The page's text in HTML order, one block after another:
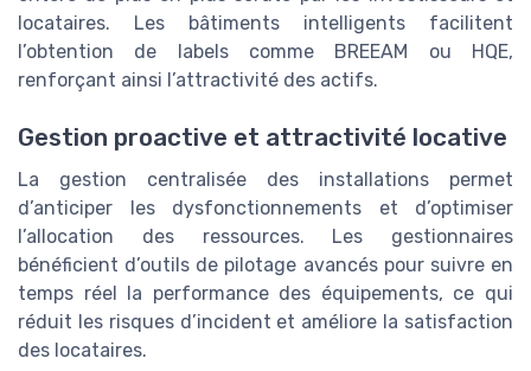
locataires. Les bâtiments intelligents facilitent
l’obtention de labels comme BREEAM ou HQE,
renforçant ainsi l’attractivité des actifs.
Gestion proactive et attractivité locative
La gestion centralisée des installations permet
d’anticiper les dysfonctionnements et d’optimiser
l’allocation des ressources. Les gestionnaires
bénéficient d’outils de pilotage avancés pour suivre en
temps réel la performance des équipements, ce qui
réduit les risques d’incident et améliore la satisfaction
des locataires.